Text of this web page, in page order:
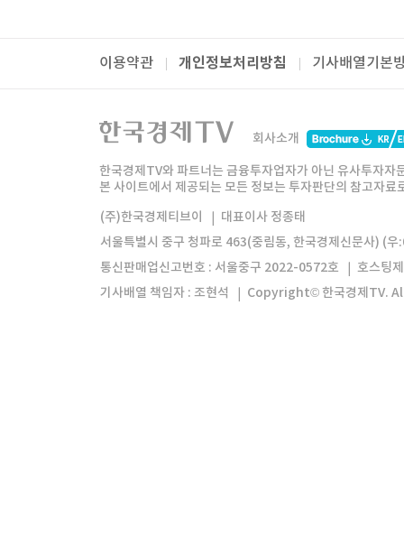
이용약관 개인정보처리방침 기사배열기본
패밀리사이트
한국경제TV
한경미디어그룹 한국경제신문 한국경제
모바일앱 한국경제TV앱
회사소개
한국경제TV와 파트너는 금융투자업자가 아닌 유사투자
본 사이트에서 제공되는 모든 정보는 투자판단의 참고자
(주)한국경제티브이
대표이사 정종태
서울특별시 중구 청파로 463(중림동, 한국경제신문사) (
통신판매업신고번호 : 서울중구 2022-0572호
호스팅
기사배열 책임자 : 조현석
Copyright© 한국경제TV.